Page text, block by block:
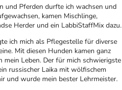
und Pferden durfte ich wachsen und
kamen Mischlinge,
Herder und ein LabbiStaffMix dazu.
ich mich als Pflegestelle für diverse
Mit diesen Hunden kamen ganz
mein Leben. Der für mich schwierigste
russischer Laika mit wölfischem
und wurde mein bester Lehrmeister.